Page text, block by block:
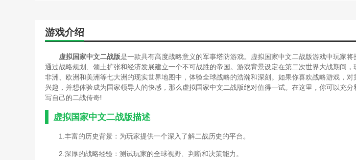
游戏介绍
虚拟国家中文二战版是一款具有高度战略意义的军事塔防游戏。虚拟国家中文二战版游戏中玩家将
通过战略规划、领土扩张和经济发展建立一个不可战胜的帝国。游戏背景设定在第二次世界大战期间，
非洲、欧洲和美洲等七大洲的现实世界地图中，体验全球战略的浩瀚和深刻。如果你喜欢战略游戏，
兴趣，并想体验成为国家领导人的快感，那么虚拟国家中文二战版绝对值得一试。在这里，你可以充
写自己的二战传奇!
虚拟国家中文二战版描述
1.丰富的历史背景：为玩家提供一个深入了解二战历史的平台。
2.深厚的战略经验：测试玩家的全球视野、判断和决策能力。